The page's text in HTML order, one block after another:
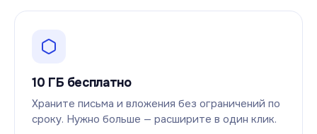
10 ГБ бесплатно
Храните письма и вложения без ограничений по
сроку. Нужно больше — расширите в один клик.